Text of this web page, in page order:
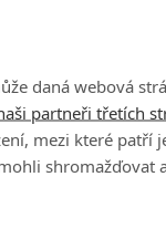
To,
desítkách.
ale třeba
daná webová
partneři třetích
mezi které patří
shromažďovat